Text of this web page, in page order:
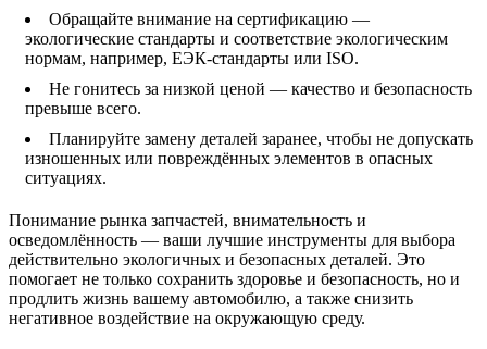
Обращайте внимание на сертификацию —
экологические стандарты и соответствие экологическим
нормам, например, ЕЭК-стандарты или ISO.
Не гонитесь за низкой ценой — качество и безопасность
превыше всего.
Планируйте замену деталей заранее, чтобы не допускать
изношенных или повреждённых элементов в опасных
ситуациях.
Понимание рынка запчастей, внимательность и
осведомлённость — ваши лучшие инструменты для выбора
действительно экологичных и безопасных деталей. Это
помогает не только сохранить здоровье и безопасность, но и
продлить жизнь вашему автомобилю, а также снизить
негативное воздействие на окружающую среду.